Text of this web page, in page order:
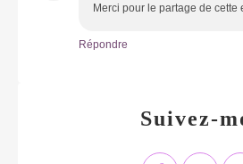
Merci pour le partage de cette
Répondre
Suivez-